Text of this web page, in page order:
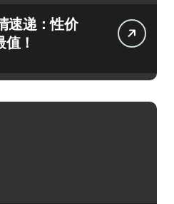
速递：性价
！